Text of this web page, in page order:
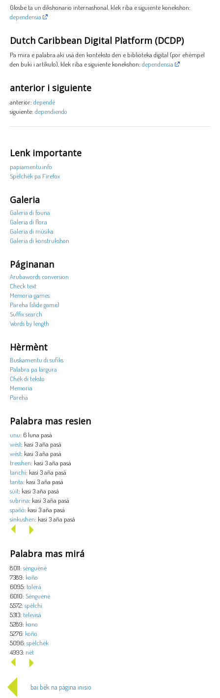
Glosbe ta un dikshonario internashonal, klek riba e siguiente konekshon:
dependensia
Dutch Caribbean Digital Platform (DCDP)
Pa mira e palabra aki usá den konteksto den e biblioteka digital (por ehèmpel
den buki i artíkulo), klek riba e siguiente konekshon: dependensia
anterior i siguiente
anterior: dependé
siguiente: dependiendo
Lenk importante
papiamentu.info
Spèlchèk pa Firefox
Galeria
Galeria di founa
Galeria di flora
Galeria di músika
Galeria di konstrukshon
Páginanan
Arubawords conversion
Check text
Memoria games
Pareha (slide game)
Suffix search
Words by length
Hèrmènt
Buskamentu di sufiks
Palabra pa largura
Chèk di teksto
Memoria
Pareha
Palabra mas resien
unu: 6 luna pasá
wèst: kasi 3 aña pasá
wèst: kasi 3 aña pasá
tresshen: kasi 3 aña pasá
tanchi: kasi 3 aña pasá
tanta: kasi 3 aña pasá
sùit: kasi 3 aña pasá
subrina: kasi 3 aña pasá
spañó: kasi 3 aña pasá
sinkushen: kasi 3 aña pasá
Palabra mas mirá
8011: sènguènè
7389: koño
6095: tolerá
6010: Sènguènè
5572: spèlchi
5313: televisá
5289: kono
5276: koño
5096: spèlchèk
4993: nèt
bai bèk na página inisio